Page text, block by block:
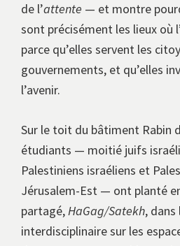
de l’attente — et montre
sont précisément les lieux où
parce qu’elles servent les
gouvernements, et qu’elles
l’avenir.
Sur le toit du bâtiment Rabin
étudiants — moitié juifs
Palestiniens israéliens et
Jérusalem-Est — ont planté
partagé,HaGag/Satekh, dans
interdisciplinaire sur les